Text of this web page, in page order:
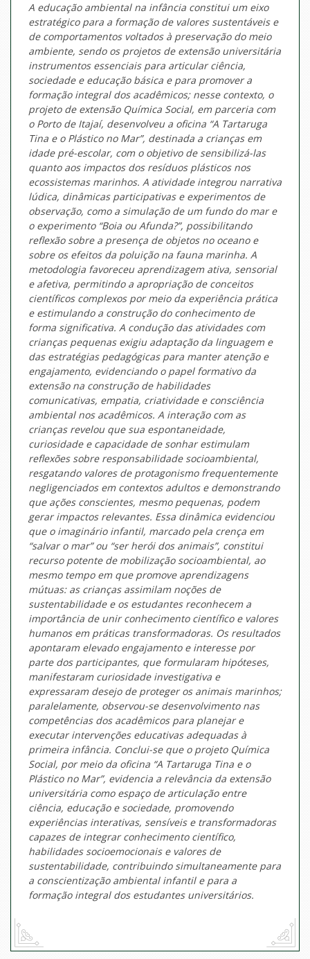
A educação ambiental na infância constitui um eixo
estratégico para a formação de valores sustentáveis e
de comportamentos voltados à preservação do meio
ambiente, sendo os projetos de extensão universitária
instrumentos essenciais para articular ciência,
sociedade e educação básica e para promover a
formação integral dos acadêmicos; nesse contexto, o
projeto de extensão Química Social, em parceria com
o Porto de Itajaí, desenvolveu a oficina “A Tartaruga
Tina e o Plástico no Mar”, destinada a crianças em
idade pré-escolar, com o objetivo de sensibilizá-las
quanto aos impactos dos resíduos plásticos nos
ecossistemas marinhos. A atividade integrou narrativa
lúdica, dinâmicas participativas e experimentos de
observação, como a simulação de um fundo do mar e
o experimento “Boia ou Afunda?”, possibilitando
reflexão sobre a presença de objetos no oceano e
sobre os efeitos da poluição na fauna marinha. A
metodologia favoreceu aprendizagem ativa, sensorial
e afetiva, permitindo a apropriação de conceitos
científicos complexos por meio da experiência prática
e estimulando a construção do conhecimento de
forma significativa. A condução das atividades com
crianças pequenas exigiu adaptação da linguagem e
das estratégias pedagógicas para manter atenção e
engajamento, evidenciando o papel formativo da
extensão na construção de habilidades
comunicativas, empatia, criatividade e consciência
ambiental nos acadêmicos. A interação com as
crianças revelou que sua espontaneidade,
curiosidade e capacidade de sonhar estimulam
reflexões sobre responsabilidade socioambiental,
resgatando valores de protagonismo frequentemente
negligenciados em contextos adultos e demonstrando
que ações conscientes, mesmo pequenas, podem
gerar impactos relevantes. Essa dinâmica evidenciou
que o imaginário infantil, marcado pela crença em
“salvar o mar” ou “ser herói dos animais”, constitui
recurso potente de mobilização socioambiental, ao
mesmo tempo em que promove aprendizagens
mútuas: as crianças assimilam noções de
sustentabilidade e os estudantes reconhecem a
importância de unir conhecimento científico e valores
humanos em práticas transformadoras. Os resultados
apontaram elevado engajamento e interesse por
parte dos participantes, que formularam hipóteses,
manifestaram curiosidade investigativa e
expressaram desejo de proteger os animais marinhos;
paralelamente, observou-se desenvolvimento nas
competências dos acadêmicos para planejar e
executar intervenções educativas adequadas à
primeira infância. Conclui-se que o projeto Química
Social, por meio da oficina “A Tartaruga Tina e o
Plástico no Mar”, evidencia a relevância da extensão
universitária como espaço de articulação entre
ciência, educação e sociedade, promovendo
experiências interativas, sensíveis e transformadoras
capazes de integrar conhecimento científico,
habilidades socioemocionais e valores de
sustentabilidade, contribuindo simultaneamente para
a conscientização ambiental infantil e para a
formação integral dos estudantes universitários.